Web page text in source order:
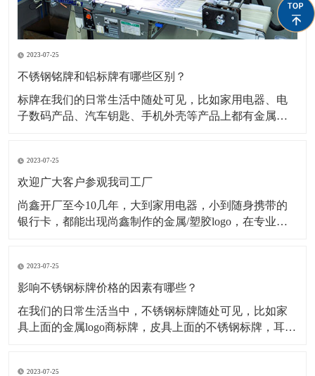
2023-07-25
不锈钢铭牌和铝标牌有哪些区别？
标牌在我们的日常生活中随处可见，比如家用电器、电
子数码产品、汽车钥匙、手机外壳等产品上都有金属标
锈钢材质、铝合金材质、金属纯镍材质、锌合金材质
等，今天小编主要为大家介绍不锈钢铭牌和铝标牌有哪
些不一样。一、
2023-07-25
欢迎广大客户参观我司工厂
尚鑫开厂至今10几年，大到家用电器，小到随身携带的
银行卡，都能出现尚鑫制作的金属/塑胶logo，在专业的
作的客户审厂的日子，他们一行有5人，这5人分工明
确，各自审核自己负责的部分
2023-07-25
影响不锈钢标牌价格的因素有哪些？
​在我们的日常生活当中，不锈钢标牌随处可见，比如家
具上面的金属logo商标牌，皮具上面的不锈钢标牌，耳机
2023-07-25